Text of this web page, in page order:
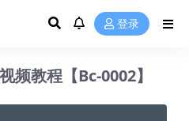
登录
频教程【Bc-0002】